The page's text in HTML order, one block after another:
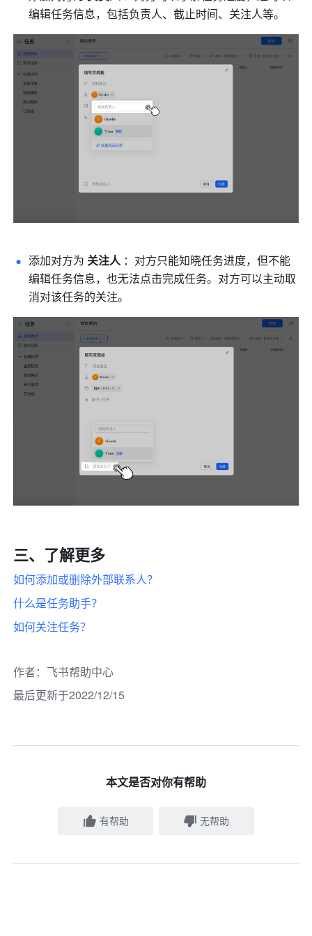
编辑任务信息，包括负责人、截止时间、关注人等。
添加对方为 关注人 ：对方只能知晓任务进度，但不能
编辑任务信息，也无法点击完成任务。对方可以主动取
消对该任务的关注。
三、了解更多
如何添加或删除外部联系人？
什么是任务助手？
如何关注任务？
作者： 飞书帮助中心
最后更新于2022/12/15
本文是否对你有帮助
有帮助 无帮助